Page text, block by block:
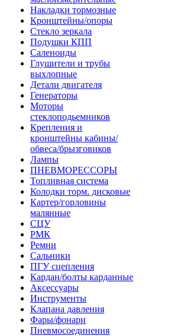
Накладки тормозные
Кронштейны/опоры
Стекло зеркала
Подушки КПП
Саленоиды
Глушители и трубы
выхлопные
Детали двигателя
Генераторы
Моторы
стеклоподьемников
Крепления и
кронштейны кабины/
обвеса/брызговиков
Лампы
ПНЕВМОРЕССОРЫ
Топливная система
Колодки торм. дисковые
Картер/горловины
малянные
СЦУ
РМК
Ремни
Сальники
ПГУ сцепления
Кардан/болты карданные
Аксессуары
Инструменты
Клапана давления
Фары/фонари
Пневмосоединения